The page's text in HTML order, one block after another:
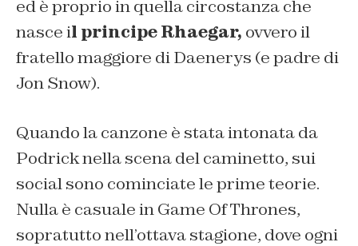
ed è proprio in quella circostanza che
nasce il principe Rhaegar, ovvero il
fratello maggiore di Daenerys (e padre di
Jon Snow).
Quando la canzone è stata intonata da
Podrick nella scena del caminetto, sui
social sono cominciate le prime teorie.
Nulla è casuale in Game Of Thrones,
sopratutto nell’ottava stagione, dove ogni